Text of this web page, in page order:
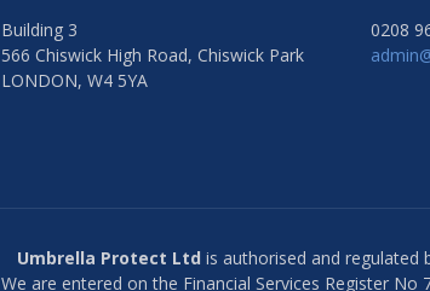
Building 3
566 Chiswick High Road, Chiswick Park
LONDON, W4 5YA
0208
Umbrella Protect Ltd is authorised and regulated
We are entered on the Financial Services Register No